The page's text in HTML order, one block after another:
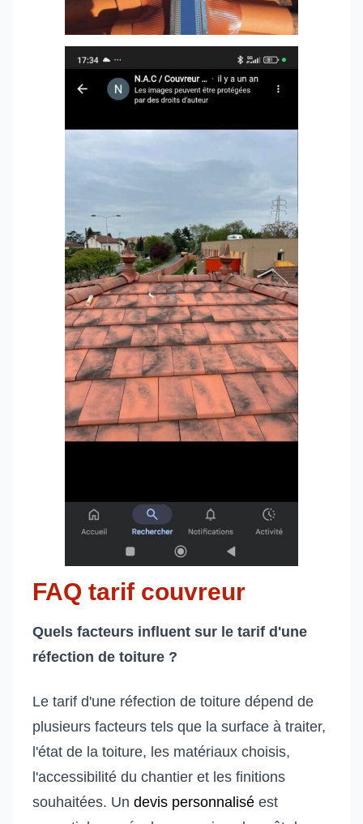
FAQ tarif couvreur
Quels facteurs influent sur le tarif d'une
réfection de toiture ?
Le tarif d'une réfection de toiture dépend de
plusieurs facteurs tels que la surface à traiter,
l'état de la toiture, les matériaux choisis,
l'accessibilité du chantier et les finitions
souhaitées. Un devis personnalisé est